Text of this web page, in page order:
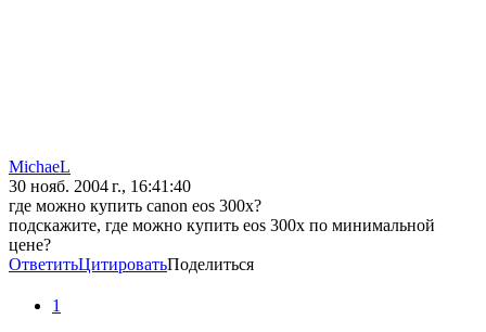
MichaeL
30 нояб. 2004 г., 16:41:40
где можно купить canon eos 300x?
подскажите, где можно купить eos 300x по минимальной
цене?
ОтветитьЦитироватьПоделиться
1